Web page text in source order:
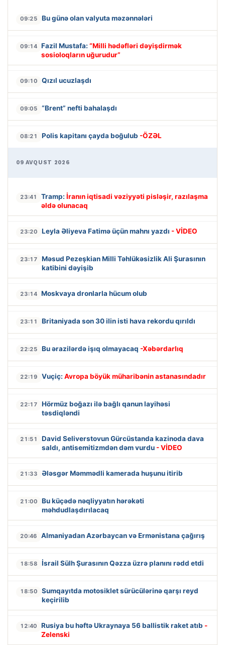
09:25 Bu günə olan valyuta məzənnələri
09:14 Fazil Mustafa: “Milli hədəfləri dəyişdirmək
sosioloqların uğurudur”
09:10 Qızıl ucuzlaşdı
09:05 “Brent” nefti bahalaşdı
08:21 Polis kapitanı çayda boğulub -ÖZƏL
09 AVQUST 2026
23:41 Tramp: İranın iqtisadi vəziyyəti pisləşir, razılaşma
əldə olunacaq
23:20 Leyla Əliyeva Fatimə üçün mahnı yazdı - VİDEO
23:17
Məsud Pezeşkian Milli Təhlükəsizlik Ali Şurasının
katibini dəyişib
23:14 Moskvaya dronlarla hücum olub
23:11 Britaniyada son 30 ilin isti hava rekordu qırıldı
22:25 Bu ərazilərdə işıq olmayacaq -Xəbərdarlıq
22:19 Vuçiç: Avropa böyük müharibənin astanasındadır
22:17
Hörmüz boğazı ilə bağlı qanun layihəsi
təsdiqləndi
21:51
David Seliverstovun Gürcüstanda kazinoda dava
saldı, antisemitizmdən dəm vurdu - VİDEO
21:33 Ələsgər Məmmədli kamerada huşunu itirib
21:00
Bu küçədə nəqliyyatın hərəkəti
məhdudlaşdırılacaq
20:46 Almaniyadan Azərbaycan və Ermənistana çağırış
18:58 İsrail Sülh Şurasının Qəzza üzrə planını rədd etdi
18:50
Sumqayıtda motosiklet sürücülərinə qarşı reyd
keçirilib
12:40 Rusiya bu həftə Ukraynaya 56 ballistik raket atıb -
Zelenski